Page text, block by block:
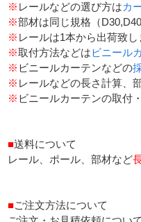
※ レールなどの選び方はカ
※部材は同じ規格（
※ レールは1本から出荷致し
※取付方法などはビニール
※ ビニールカーテンなどの
※ レールなどの長さ計算、
※ ビニールカーテンの取付
■送料について
レール、ポール、部材など
■ご注文方法について